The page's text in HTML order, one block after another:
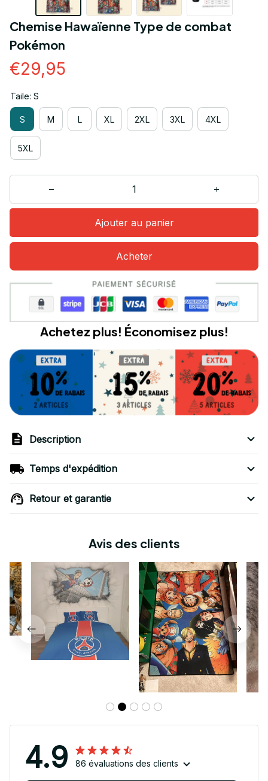
Chemise Hawaïenne Type de combat
Pokémon
€29,95
Taile: S
S M L XL 2XL 3XL 4XL
5XL
Ajouter au panier
Acheter
Achetez plus! Économisez plus!
Description
Temps d'expédition
Retour et garantie
Avis des clients
4.9 86 évaluations des clients